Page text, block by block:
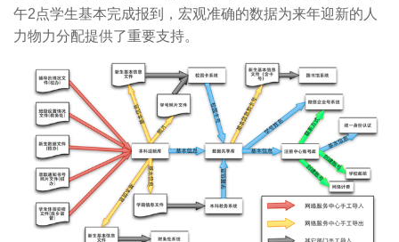
午2点学生基本完成报到，宏观准确的数据为来年迎新的人
力物力分配提供了重要支持。